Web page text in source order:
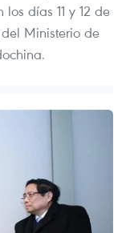
días 11 y 12 de
Ministerio de